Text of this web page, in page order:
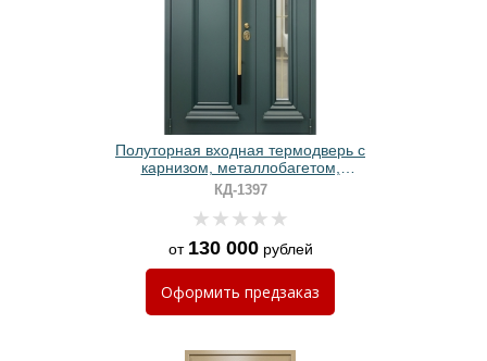
Полуторная входная термодверь с
карнизом, металлобагетом,
стеклом, длинной ручкой, кнокером
и зеленым порошковым
напылением
КД-1397
от 130 000рублей
Оформить предзаказ